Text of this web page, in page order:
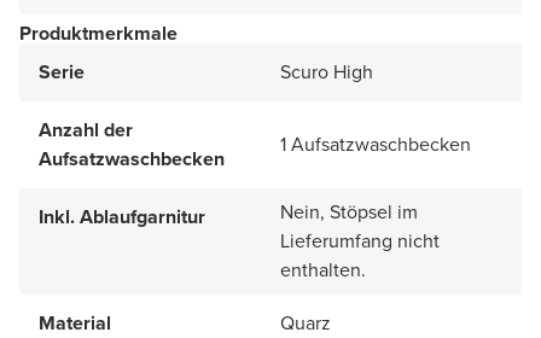
Produktmerkmale
Serie
Scuro High
Anzahl der
Aufsatzwaschbecken
1 Aufsatzwaschbecken
Inkl. Ablaufgarnitur
Nein, Stöpsel im
Lieferumfang nicht
enthalten.
Material
Quarz